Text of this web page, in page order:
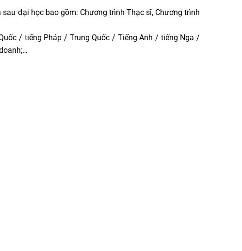
đại học bao gồm: Chương trình Thạc sĩ, Chương trình
/ tiếng Pháp / Trung Quốc / Tiếng Anh / tiếng Nga /